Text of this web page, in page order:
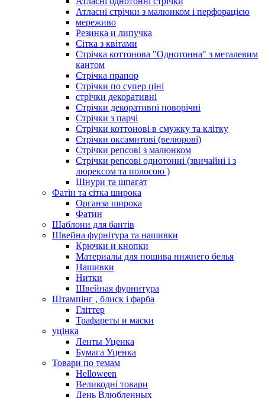
Атласні стрічки з малюнком і перфорацією
мереживо
Резинка и липучка
Сітка з квітами
Стрічка коттонова "Однотонна" з металевим
кантом
Стрічка прапор
Стрічки по супер ціні
стрічки декоративні
Стрічки декоративні новорічні
Стрічки з парчі
Стрічки коттонові в смужку та клітку
Стрічки оксамитові (велюрові)
Стрічки репсові з малюнком
Стрічки репсові однотонні (звичайні і з
люрексом та полосою )
Шнури та шпагат
Фатін та сітка широка
Органза широка
Фатин
Шаблони для бантів
Швейна фурнітура та нашивки
Крючки и кнопки
Материалы для пошива нижнего белья
Нашивки
Нитки
Швейная фурнитура
Штампінг , блиск і фарба
Гліттер
Трафареты и маски
уцінка
Ленты Уценка
Бумага Уценка
Товари по темам
Helloween
Великодні товари
День Влюбленных